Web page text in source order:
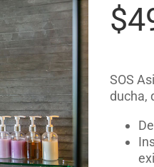
$
SOS
ducha,